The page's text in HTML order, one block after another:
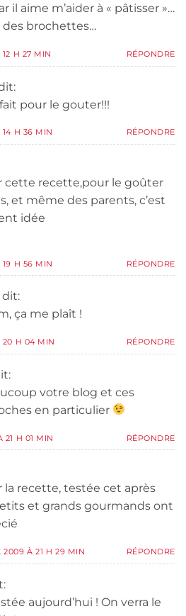
il aime m’aider à « pâtisser »…
brochettes…
H 27 MIN RÉPONDRE
pour le gouter!!!
H 36 MIN RÉPONDRE
cette recette,pour le goûter
et même des parents, c’est
idée
H 56 MIN RÉPONDRE
dit:
ça me plaît !
H 04 MIN RÉPONDRE
votre blog et ces
en particulier
21 H 01 MIN RÉPONDRE
la recette, testée cet après
et grands gourmands ont
2009 À 21 H 29 MIN RÉPONDRE
aujourd’hui ! On verra le